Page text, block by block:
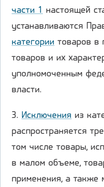
части 1 настоящей
устанавливаются
категории товаров в
товаров и их
уполномоченным
власти.
3. Исключения из
распространяется
том числе товары,
в малом объеме,
применения, а также